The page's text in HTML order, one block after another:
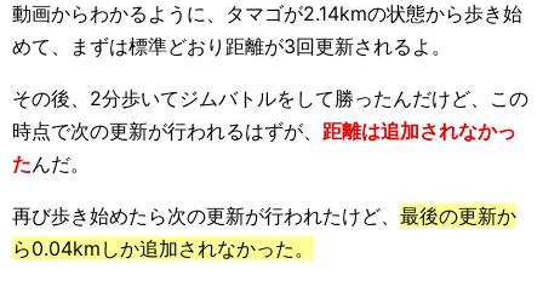
動画からわかるように、タマゴが2.14kmの状態から歩き始
めて、まずは標準どおり距離が3回更新されるよ。
その後、2分歩いてジムバトルをして勝ったんだけど、この
時点で次の更新が行われるはずが、 距離は追加されなかっ
たんだ。
再び歩き始めたら次の更新が行われたけど、 最後の更新か
ら0.04kmしか追加されなかった。